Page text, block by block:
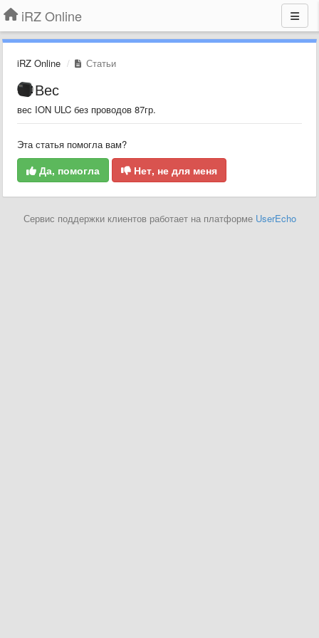
iRZ Online
iRZ Online Статьи
Вес
вес ION ULC без проводов 87гр.
Эта статья помогла вам?
Да, помогла Нет, не для меня
Сервис поддержки клиентов работает на платформе UserEcho